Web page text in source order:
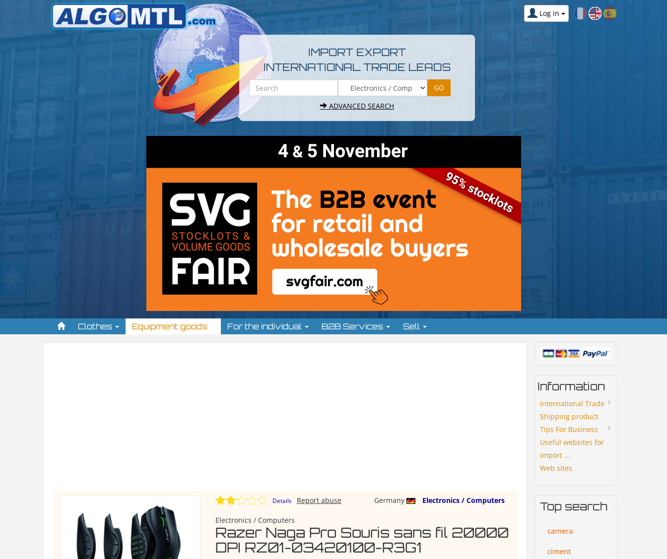
Log in
IMPORT EXPORT
INTERNATIONAL TRADE LEADS
ADVANCED SEARCH
Clothes Equipment goods For the individual B2B Services Sell
Details Germany Electronics / Computers
Report abuse
Electronics / Computers
Razer Naga Pro Souris sans fil 20000
DPI RZ01-03420100-R3G1
Information
International Trade
Shipping product
Tips For Business
Useful websites for
import ...
Web sites
Top search
camera
ciment